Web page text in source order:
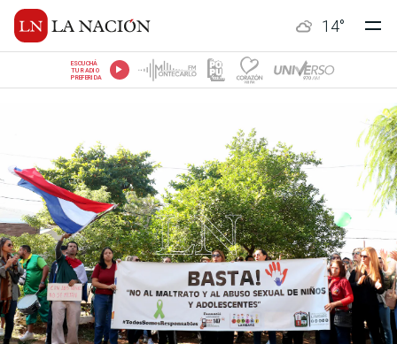
14°
ESCUCHÁ
TU RADIO
PREFERIDA